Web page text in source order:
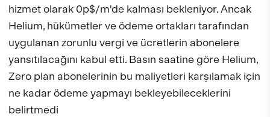
hizmet olarak 0p$/m'de kalması bekleniyor. Ancak
Helium, hükümetler ve ödeme ortakları tarafından
uygulanan zorunlu vergi ve ücretlerin abonelere
yansıtılacağını kabul etti. Basın saatine göre Helium,
Zero plan abonelerinin bu maliyetleri karşılamak için
ne kadar ödeme yapmayı bekleyebileceklerini
belirtmedi